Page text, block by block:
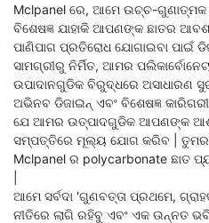
Mclpanel ରେ, ଆମେ ଉଚ୍ଚ-ଗୁଣାତ୍ମକ
ବିଶେଷଜ୍ଞ ଯାହାକି ଆପଣଙ୍କ ଛାତର
ପାଣିପାଗ ପ୍ରତିରୋଧ ଯୋଗାଇବା ପାଇଁ
ସାମଗ୍ରୀରୁ ନିର୍ମିତ, ଆମର
ଉପାଦାନଗୁଡିକ ବିରୁଦ୍ଧରେ ଅସାଧାରଣ
ଅଭିନବ ଡିଜାଇନ୍ ଏବଂ ବିଶେଷଜ୍ଞ
ଯେ ଆମର ଉତ୍ପାଦଗୁଡିକ ଆପଣଙ୍କ
ସମ୍ପତ୍ତିରେ ମୂଲ୍ୟ ଯୋଗ କରିବ | ତୁମର
Mclpanel ର polycarbonate ଛାତ
ଆମେ ସର୍ବଦା 'ଗୁଣବତ୍ତା ପ୍ରଥମେ,
ନୀତିରେ ଲାଗି ରହିବୁ ଏବଂ ଏକ ଉନ୍ନତ